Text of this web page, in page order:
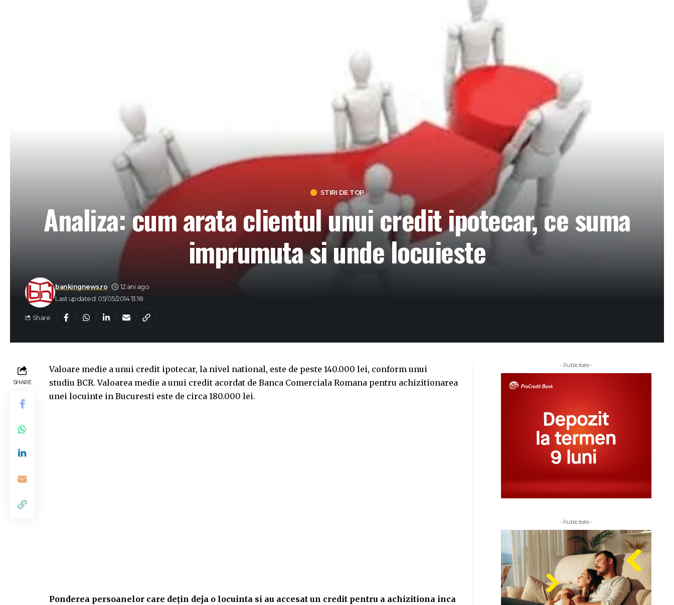
STIRI DE TOP
Analiza: cum arata clientul unui credit ipotecar, ce suma
imprumuta si unde locuieste
Last updated: 05/05/2014 13:18
bankingnews.ro 12 ani ago
Share
SHARE
Valoare medie a unui credit ipotecar, la nivel national, este de peste 140.000 lei, conform unui
studiu BCR. Valoarea medie a unui credit acordat de Banca Comerciala Romana pentru achizitionarea
unei locuinte in Bucuresti este de circa 180.000 lei.
Ponderea persoanelor care deţin deja o locuinta si au accesat un credit pentru a achizitiona inca
- Publicitate -
- Publicitate -